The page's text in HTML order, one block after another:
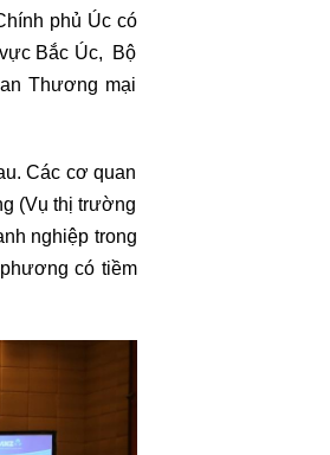
phủ Úc có
Bắc Úc, Bộ
Thương mại
Các cơ quan
(Vụ thị trường
nghiệp trong
có tiềm